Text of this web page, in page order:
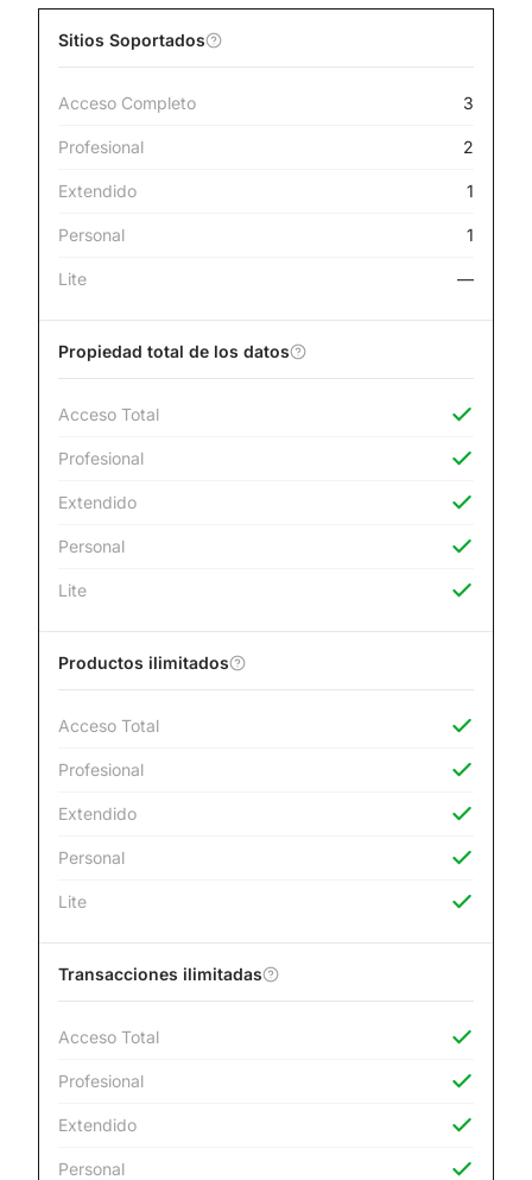
Sitios Soportados
Acceso Completo 3
Profesional 2
Extendido 1
Personal 1
Lite —
Propiedad total de los datos
Acceso Total
Profesional
Extendido
Personal
Lite
Productos ilimitados
Acceso Total
Profesional
Extendido
Personal
Lite
Transacciones ilimitadas
Acceso Total
Profesional
Extendido
Personal